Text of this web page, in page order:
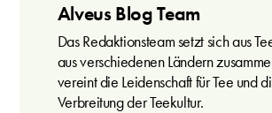
Alveus Blog Team
Das Redaktionsteam setzt sich aus
aus verschiedenen Ländern
vereint die Leidenschaft für Tee und
Verbreitung der Teekultur.